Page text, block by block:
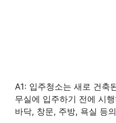
A1: 입주청소는 새로 건축
무실에 입주하기 전에 시
바닥, 창문, 주방, 욕실 등